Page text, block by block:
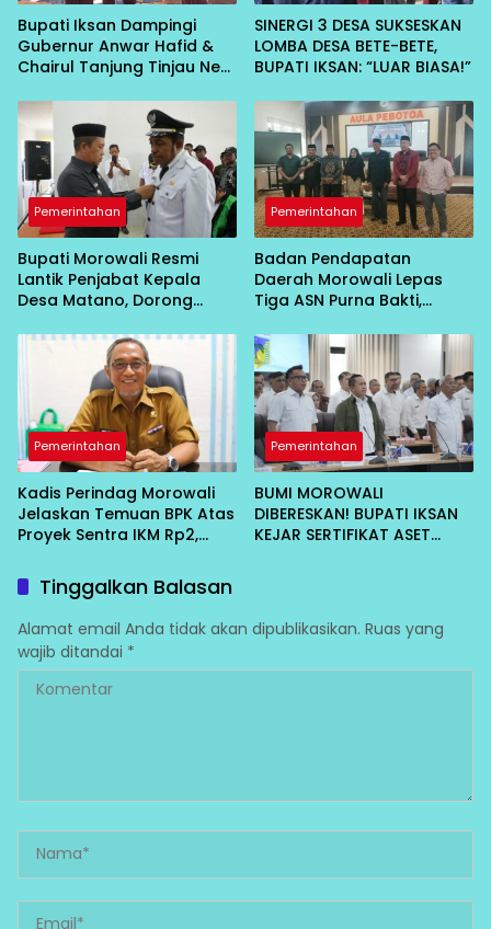
Bupati Iksan Dampingi
Gubernur Anwar Hafid &
Chairul Tanjung Tinjau Neo
Diumkan
SINERGI 3 DESA SUKSESKAN
LOMBA DESA BETE-BETE,
BUPATI IKSAN: “LUAR BIASA!”
Pemerintahan
Bupati Morowali Resmi
Lantik Penjabat Kepala
Desa Matano, Dorong
Berbasis Kebersamaan
Pemerintahan
Badan Pendapatan
Daerah Morowali Lepas
Tiga ASN Purna Bakti,
Pengabdian
Pemerintahan
Kadis Perindag Morowali
Jelaskan Temuan BPK Atas
Proyek Sentra IKM Rp2,
Pemerintahan
BUMI MOROWALI
DIBERESKAN! BUPATI IKSAN
KEJAR SERTIFIKAT ASET
Tinggalkan Balasan
Alamat email Anda tidak akan dipublikasikan. Ruas yang
wajib ditandai *